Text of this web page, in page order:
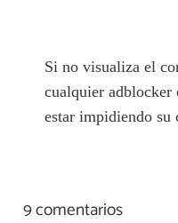
Si no visualiza el
cualquier adblocker
estar impidiendo su
9 comentarios